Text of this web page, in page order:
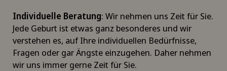
Individuelle Beratung: Wir nehmen uns Zeit für Sie.
Jede Geburt ist etwas ganz besonderes und wir
verstehen es, auf Ihre individuellen Bedürfnisse,
Fragen oder gar Ängste einzugehen. Daher nehmen
wir uns immer gerne Zeit für Sie.